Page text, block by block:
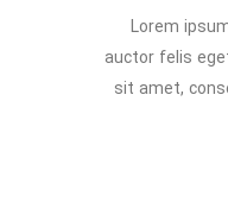
Lorem
auctor felis
sit amet,